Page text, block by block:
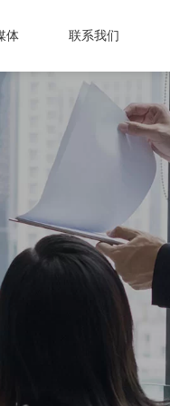
体 联系我们